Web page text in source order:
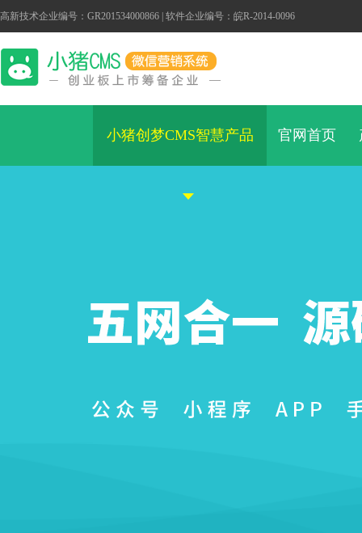
高新技术企业编号：GR201534000866 | 软件企业编号：皖R-2014-0096
小猪创梦CMS智慧产品 官网首页